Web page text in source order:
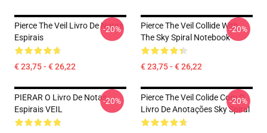
Pierce The Veil Livro De Notas
Espirais
€ 23,75 - € 26,22
-20%
Pierce The Veil Collide With
The Sky Spiral Notebook
€ 23,75 - € 26,22
-20%
PIERAR O Livro De Notas
Espirais VEIL
-20%
Pierce The Veil Colide Com O
Livro De Anotações Sky Spiral
-20%